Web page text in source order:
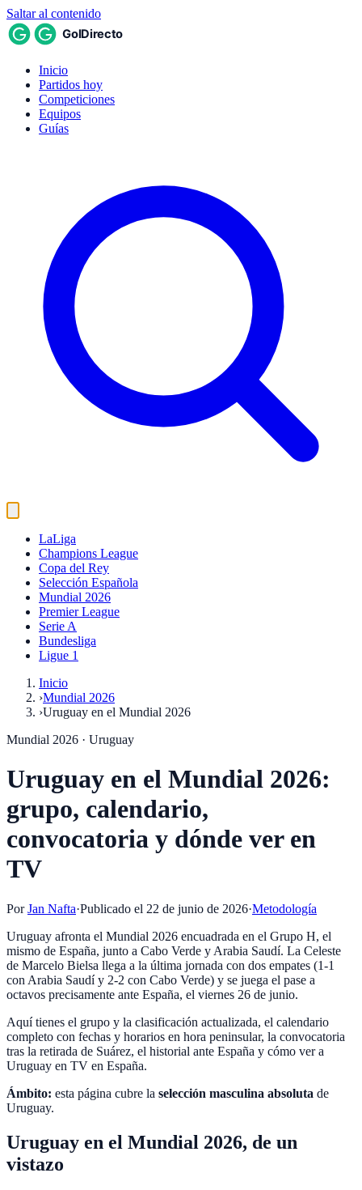
Saltar al contenido
Inicio
Partidos hoy
Competiciones
Equipos
Guías
LaLiga
Champions League
Copa del Rey
Selección Española
Mundial 2026
Premier League
Serie A
Bundesliga
Ligue 1
Inicio
›Mundial 2026
›Uruguay en el Mundial 2026
Mundial 2026 · Uruguay
Uruguay en el Mundial 2026:
grupo, calendario,
convocatoria y dónde ver en
TV
Por Jan Nafta·Publicado el 22 de junio de 2026·Metodología
Uruguay afronta el Mundial 2026 encuadrada en el Grupo H, el
mismo de España, junto a Cabo Verde y Arabia Saudí. La Celeste
de Marcelo Bielsa llega a la última jornada con dos empates (1-1
con Arabia Saudí y 2-2 con Cabo Verde) y se juega el pase a
octavos precisamente ante España, el viernes 26 de junio.
Aquí tienes el grupo y la clasificación actualizada, el calendario
completo con fechas y horarios en hora peninsular, la convocatoria
tras la retirada de Suárez, el historial ante España y cómo ver a
Uruguay en TV en España.
Ámbito: esta página cubre la selección masculina absoluta de
Uruguay.
Uruguay en el Mundial 2026, de un
vistazo